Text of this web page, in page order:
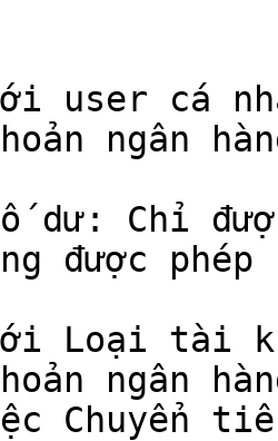
cá
ngân
Chỉ
được phép
tài
ngân
Chuyển